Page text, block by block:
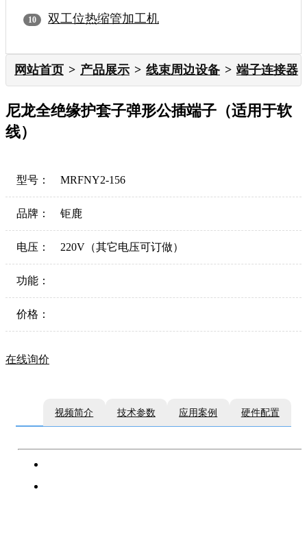
双工位热缩管加工机
网站首页 产品展示 线束周边设备 端子连接器
尼龙全绝缘护套子弹形公插端子（适用于软
线）
型号： MRFNY2-156
品牌： 钜鹿
电压： 220V（其它电压可订做）
功能：
价格：
在线询价
视频简介 技术参数 应用案例 硬件配置